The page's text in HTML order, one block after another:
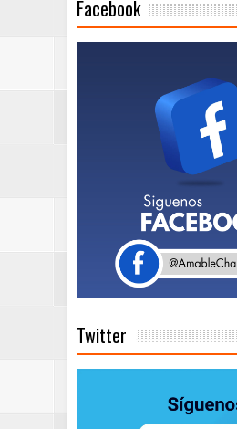
Facebook
Twitter